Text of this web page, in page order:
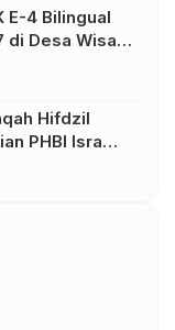
E-4 Bilingual
di Desa Wisata
Hifdzil
PHBI Isra
7